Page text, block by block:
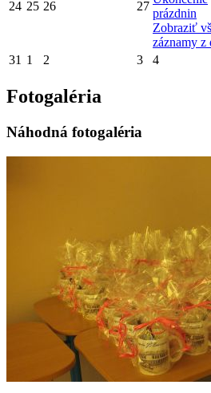
24 25 26 27
prázdnin
Zobraziť
záznamy z
31 1 2 3 4
Fotogaléria
Náhodná fotogaléria